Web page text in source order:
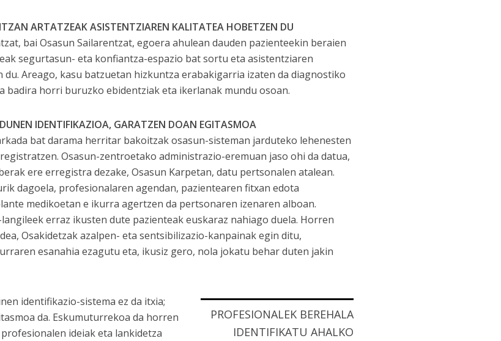
ARTATZEAK ASISTENTZIAREN KALITATEA HOBETZEN DU
bai Osasun Sailarentzat, egoera ahulean dauden pazienteekin beraien
segurtasun- eta konfiantza-espazio bat sortu eta asistentziaren
du. Areago, kasu batzuetan hizkuntza erabakigarria izaten da diagnostiko
badira horri buruzko ebidentziak eta ikerlanak mundu osoan.
IDENTIFIKAZIOA, GARATZEN DOAN EGITASMOA
bat darama herritar bakoitzak osasun-sisteman jarduteko lehenesten
Osasun-zentroetako administrazio-eremuan jaso ohi da datua,
ere erregistra dezake, Osasun Karpetan, datu pertsonalen atalean.
dagoela, profesionalaren agendan, pa­zientearen fitxan edota
medikoetan e ikurra agertzen da pertsonaren izenaren alboan.
erraz ikusten dute pazienteak euskaraz nahiago duela. Horren
Osakidetzak azalpen- eta sentsibilizazio-kanpainak egin ditu,
esanahia ezagutu eta, ikusiz gero, nola jokatu behar duten jakin
PROFESIONALEK BEREHALA
IDENTIFIKATU AHALKO
identifikazio-sistema ez da itxia;
da. Eskumuturrekoa da horren
ideiak eta lankidetza